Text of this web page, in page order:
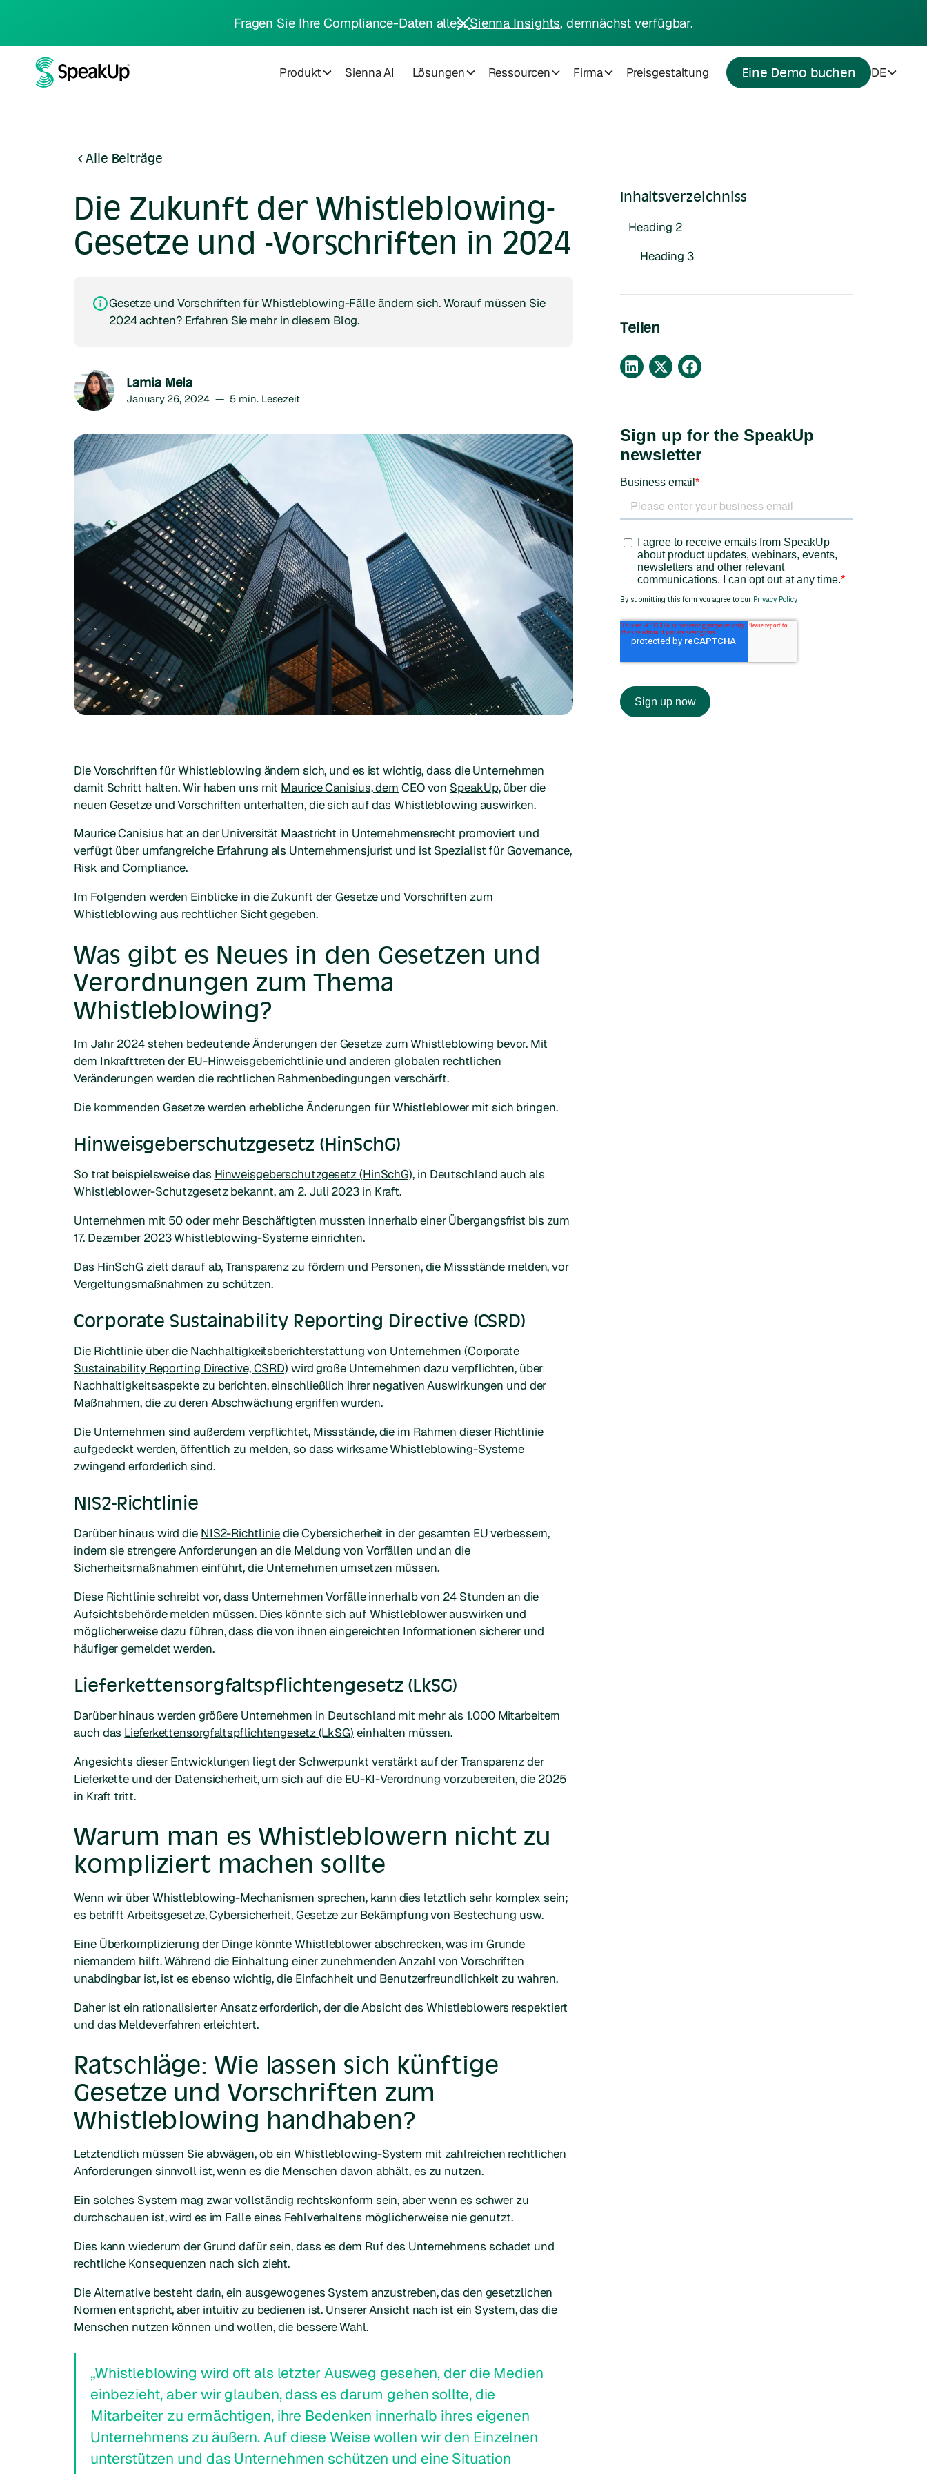
Fragen Sie Ihre Compliance-Daten alles.Sienna Insights, demnächst verfügbar.
Produkt Sienna AI Lösungen Ressourcen Firma Preisgestaltung Eine Demo buchen DE
Alle Beiträge
Die Zukunft der Whistleblowing-
Gesetze und -Vorschriften in 2024
Gesetze und Vorschriften für Whistleblowing-Fälle ändern sich. Worauf müssen Sie
2024 achten? Erfahren Sie mehr in diesem Blog.
Lamia Mela
January 26, 2024 — 5 min. Lesezeit
Die Vorschriften für Whistleblowing ändern sich, und es ist wichtig, dass die Unternehmen
damit Schritt halten. Wir haben uns mit Maurice Canisius, dem CEO von SpeakUp,über die
neuen Gesetze und Vorschriften unterhalten, die sich auf das Whistleblowing auswirken.
Maurice Canisius hat an der Universität Maastricht in Unternehmensrecht promoviert und
verfügt über umfangreiche Erfahrung als Unternehmensjurist und ist Spezialist für Governance,
Risk and Compliance.
Im Folgenden werden Einblicke in die Zukunft der Gesetze und Vorschriften zum
Whistleblowing aus rechtlicher Sicht gegeben.
Was gibt es Neues in den Gesetzen und
Verordnungen zum Thema
Whistleblowing?
Im Jahr 2024 stehen bedeutende Änderungen der Gesetze zum Whistleblowing bevor. Mit
dem Inkrafttreten der EU-Hinweisgeberrichtlinie und anderen globalen rechtlichen
Veränderungen werden die rechtlichen Rahmenbedingungen verschärft.
Die kommenden Gesetze werden erhebliche Änderungen für Whistleblower mit sich bringen.
Hinweisgeberschutzgesetz (HinSchG)
So trat beispielsweise das Hinweisgeberschutzgesetz (HinSchG), in Deutschland auch als
Whistleblower-Schutzgesetz bekannt, am 2. Juli 2023 in Kraft.
Unternehmen mit 50 oder mehr Beschäftigten mussten innerhalb einer Übergangsfrist bis zum
17. Dezember 2023 Whistleblowing-Systeme einrichten.
Das HinSchG zielt darauf ab, Transparenz zu fördern und Personen, die Missstände melden, vor
Vergeltungsmaßnahmen zu schützen.
Corporate Sustainability Reporting Directive (CSRD)
Die Richtlinie über die Nachhaltigkeitsberichterstattung von Unternehmen (Corporate
Sustainability Reporting Directive, CSRD) wird große Unternehmen dazu verpflichten, über
Nachhaltigkeitsaspekte zu berichten, einschließlich ihrer negativen Auswirkungen und der
Maßnahmen, die zu deren Abschwächung ergriffen wurden.
Die Unternehmen sind außerdem verpflichtet, Missstände, die im Rahmen dieser Richtlinie
aufgedeckt werden, öffentlich zu melden, so dass wirksame Whistleblowing-Systeme
zwingend erforderlich sind.
NIS2-Richtlinie
Darüber hinaus wird die NIS2-Richtliniedie Cybersicherheit in der gesamten EU verbessern,
indem sie strengere Anforderungen an die Meldung von Vorfällen und an die
Sicherheitsmaßnahmen einführt, die Unternehmen umsetzen müssen.
Diese Richtlinie schreibt vor, dass Unternehmen Vorfälle innerhalb von 24 Stunden an die
Aufsichtsbehörde melden müssen. Dies könnte sich auf Whistleblower auswirken und
möglicherweise dazu führen, dass die von ihnen eingereichten Informationen sicherer und
häufiger gemeldet werden.
Lieferkettensorgfaltspflichtengesetz (LkSG)
Darüber hinaus werden größere Unternehmen in Deutschland mit mehr als 1.000 Mitarbeitern
auch das Lieferkettensorgfaltspflichtengesetz (LkSG) einhalten müssen.
Angesichts dieser Entwicklungen liegt der Schwerpunkt verstärkt auf der Transparenz der
Lieferkette und der Datensicherheit, um sich auf die EU-KI-Verordnung vorzubereiten, die 2025
in Kraft tritt.
Warum man es Whistleblowern nicht zu
kompliziert machen sollte
Wenn wir über Whistleblowing-Mechanismen sprechen, kann dies letztlich sehr komplex sein;
es betrifft Arbeitsgesetze, Cybersicherheit, Gesetze zur Bekämpfung von Bestechung usw.
Eine Überkomplizierung der Dinge könnte Whistleblower abschrecken, was im Grunde
niemandem hilft. Während die Einhaltung einer zunehmenden Anzahl von Vorschriften
unabdingbar ist, ist es ebenso wichtig, die Einfachheit und Benutzerfreundlichkeit zu wahren.
Daher ist ein rationalisierter Ansatz erforderlich, der die Absicht des Whistleblowers respektiert
und das Meldeverfahren erleichtert.
Ratschläge: Wie lassen sich künftige
Gesetze und Vorschriften zum
Whistleblowing handhaben?
Letztendlich müssen Sie abwägen, ob ein Whistleblowing-System mit zahlreichen rechtlichen
Anforderungen sinnvoll ist, wenn es die Menschen davon abhält, es zu nutzen.
Ein solches System mag zwar vollständig rechtskonform sein, aber wenn es schwer zu
durchschauen ist, wird es im Falle eines Fehlverhaltens möglicherweise nie genutzt.
Dies kann wiederum der Grund dafür sein, dass es dem Ruf des Unternehmens schadet und
rechtliche Konsequenzen nach sich zieht.
Die Alternative besteht darin, ein ausgewogenes System anzustreben, das den gesetzlichen
Normen entspricht, aber intuitiv zu bedienen ist. Unserer Ansicht nach ist ein System, das die
Menschen nutzen können und wollen, die bessere Wahl.
„Whistleblowing wird oft als letzter Ausweg gesehen, der die Medien
einbezieht, aber wir glauben, dass es darum gehen sollte, die
Mitarbeiter zu ermächtigen, ihre Bedenken innerhalb ihres eigenen
Unternehmens zu äußern. Auf diese Weise wollen wir den Einzelnen
unterstützen und das Unternehmen schützen und eine Situation
Inhaltsverzeichniss
Heading 2
Heading 3
Teilen